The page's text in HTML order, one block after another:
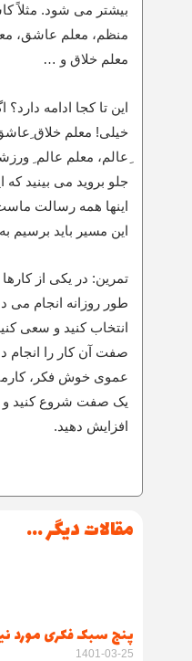
بیشتر می شود. مثلاً
منظم، معلم عاشق،
معلم خلاق و …
این تا کجا ادامه دارد؟
خیلی! معلم خلاق
ِعالم، معلم عالم
جلو بروید می بینید
اینها همه رسالت
این مسیر باید برسیم
تمرین: در یکی از
طور روزانه انجام
انتخاب کنید و سعی
صفت آن کار را انجام
عموی خوش فکر،
یک صفت شروع کنید و به
افزایش دهید.
مقالات دیگر ...
پنج سبک فکری مورد
1401-03-25